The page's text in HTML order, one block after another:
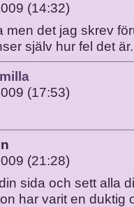
(14:32)
men det jag skrev
själv hur fel det är.
(17:53)
(21:28)
sida och sett alla
har varit en duktig